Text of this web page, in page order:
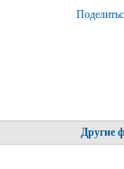
Другие